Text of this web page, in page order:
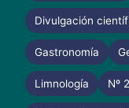
Divulgación
Gastronomía
Limnología Nº